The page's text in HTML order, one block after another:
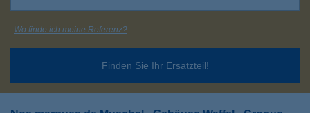
Finden Sie Ihr Ersatzteil!
Wo finde ich meine Referenz?